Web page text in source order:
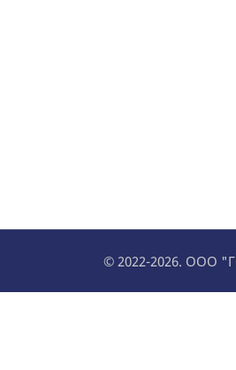
© 2022-2026. ООО